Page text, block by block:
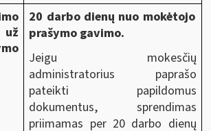
20 darbo dienų nuo mokėtojo
prašymo gavimo.
Jeigu mokesčių
administratorius paprašo
pateikti papildomus
dokumentus, sprendimas
priimamas per 20 darbo dienų